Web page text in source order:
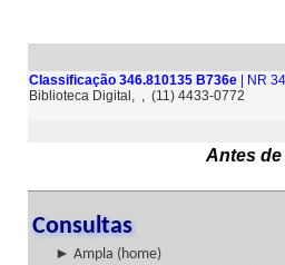
Classificação 346.810135 B736e | NR
Biblioteca Digital, , (11) 4433-0772
Antes
Consultas
► Ampla (home)